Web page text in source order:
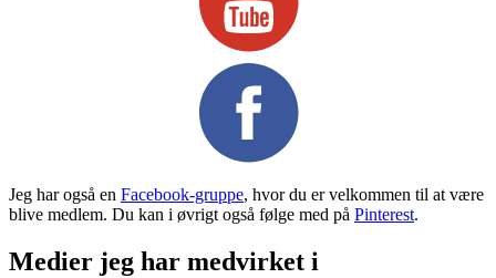
Jeg har også en Facebook-gruppe, hvor du er velkommen til at være
blive medlem. Du kan i øvrigt også følge med på Pinterest.
Medier jeg har medvirket i